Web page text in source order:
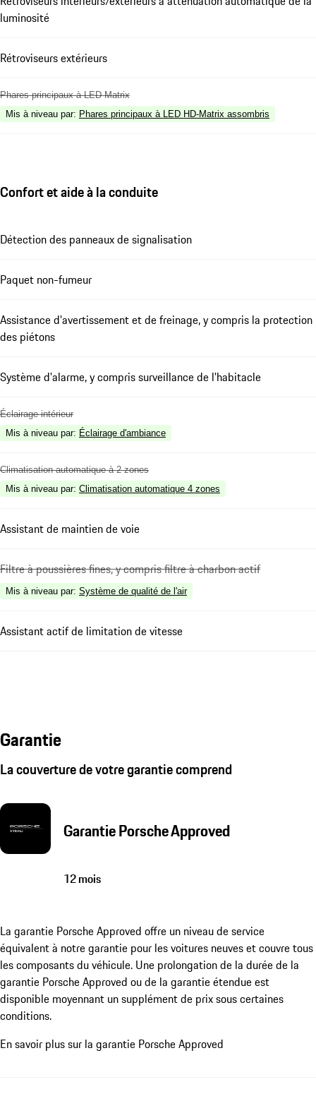
luminosité
Rétroviseurs extérieurs
Phares principaux à LED Matrix
Mis à niveau par: Phares principaux à LED HD-Matrix assombris
Confort et aide à la conduite
Détection des panneaux de signalisation
Paquet non-fumeur
Assistance d'avertissement et de freinage, y compris la protection
des piétons
Système d'alarme, y compris surveillance de l'habitacle
Éclairage intérieur
Mis à niveau par: Éclairage d'ambiance
Climatisation automatique à 2 zones
Mis à niveau par: Climatisation automatique 4 zones
Assistant de maintien de voie
Filtre à poussières fines, y compris filtre à charbon actif
Mis à niveau par: Système de qualité de l'air
Assistant actif de limitation de vitesse
Garantie
La couverture de votre garantie comprend
Garantie Porsche Approved
12 mois
La garantie Porsche Approved offre un niveau de service
équivalent à notre garantie pour les voitures neuves et couvre tous
les composants du véhicule. Une prolongation de la durée de la
garantie Porsche Approved ou de la garantie étendue est
disponible moyennant un supplément de prix sous certaines
conditions.
En savoir plus sur la garantie Porsche Approved